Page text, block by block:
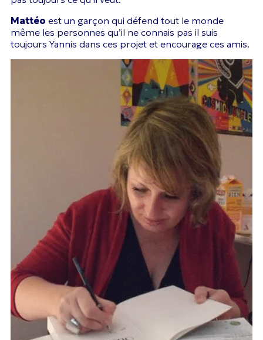
Mattéo est un garçon qui défend tout le monde
même les personnes qu’il ne connais pas il suis
toujours Yannis dans ces projet et encourage ces amis.